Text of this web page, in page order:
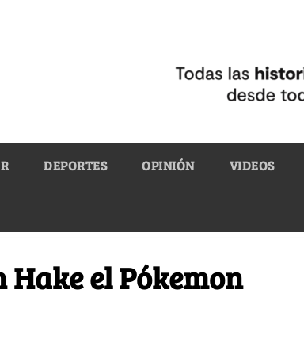
DEPORTES OPINIÓN VIDEOS
Hake el Pókemon